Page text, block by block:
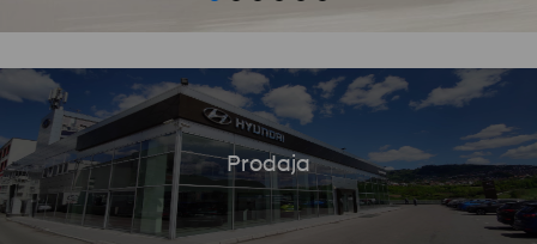
Prodaja